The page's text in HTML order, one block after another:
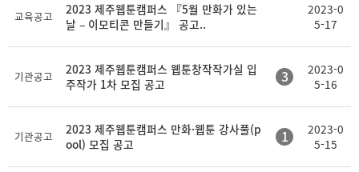
교육공고
2023 제주웹툰캠퍼스 『5월 만화가 있는
날 – 이모티콘 만들기』 공고..
2023-0
5-17
기관공고
2023 제주웹툰캠퍼스 웹툰창작작가실 입
주작가 1차 모집 공고
3
2023-0
5-16
기관공고
2023 제주웹툰캠퍼스 만화·웹툰 강사풀(p
ool) 모집 공고
1
2023-0
5-15